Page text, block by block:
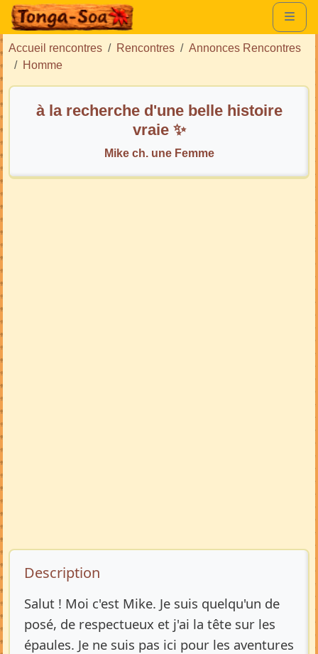
Accueil rencontres Rencontres
Annonces Rencontres
Homme
à la recherche d'une belle histoire
vraie ✨
Mike ch. une Femme
Description de l’annonce
Description
Salut ! Moi c'est Mike. Je suis quelqu'un de
posé, de respectueux et j'ai la tête sur les
épaules. Je ne suis pas ici pour les aventures